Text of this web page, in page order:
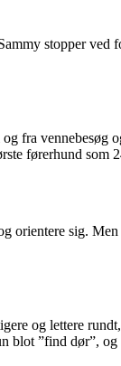
stopper
fra vennebesøg
førerhund som
sig.
og lettere
blot ”find dør”, og